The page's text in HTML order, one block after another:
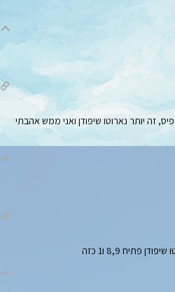
זה יותר נארוטו שיפודן ואני ממש אהבתי
פתיח 8,9 ו1 כזה